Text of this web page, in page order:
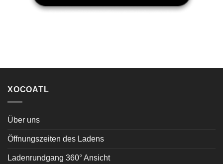
XOCOATL
Über uns
Öffnungszeiten des Ladens
Ladenrundgang 360° Ansicht